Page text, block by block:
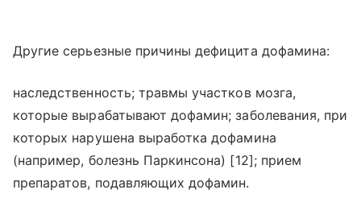
Другие серьезные причины дефицита дофамина:
наследственность; травмы участков мозга,
которые вырабатывают дофамин; заболевания, при
которых нарушена выработка дофамина
(например, болезнь Паркинсона) [12]; прием
препаратов, подавляющих дофамин.